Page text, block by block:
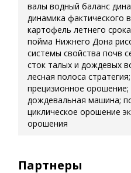
валы водный баланс
динамика фактического
картофель летнего
пойма Нижнего Дона
системы свойства почв
сток талых и дождевых
лесная полоса
прецизионное
дождевальная машина;
циклическое орошение
орошения
Партнеры